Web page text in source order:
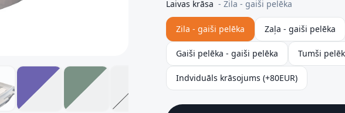
Laivas krāsa - Zila - gaiši pelēka
Zila - gaiši pelēka Zaļa - gaiši pelēka
Gaiši pelēka - gaiši pelēka Tumši
Indviduāls krāsojums (+80EUR)